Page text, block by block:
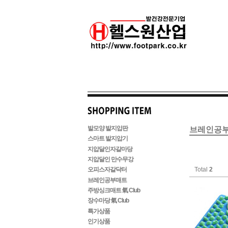
발모양 발지압판
스마트 발지압기
지압달인자갈마당
지압달인 만수무강
오피스자갈닥터
브레인공부매트
주방싱크매트 氣 Club
장수마당 氣 Club
특가상품
인기상품
브레인공
Total 2